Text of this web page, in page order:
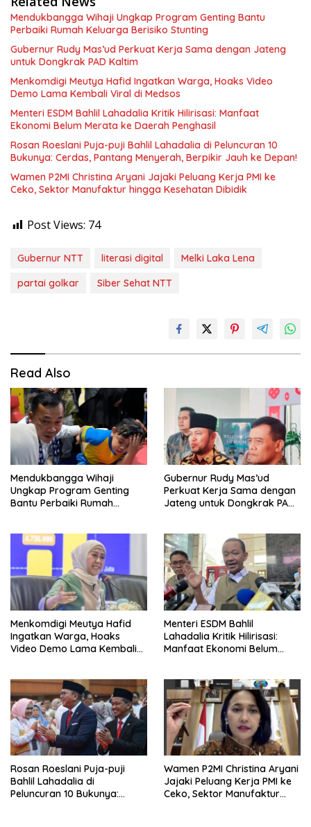
Mendukbangga Wihaji Ungkap Program Genting Bantu
Perbaiki Rumah Keluarga Berisiko Stunting
Gubernur Rudy Mas’ud Perkuat Kerja Sama dengan Jateng
untuk Dongkrak PAD Kaltim
Menkomdigi Meutya Hafid Ingatkan Warga, Hoaks Video
Demo Lama Kembali Viral di Medsos
Menteri ESDM Bahlil Lahadalia Kritik Hilirisasi: Manfaat
Ekonomi Belum Merata ke Daerah Penghasil
Rosan Roeslani Puja-puji Bahlil Lahadalia di Peluncuran 10
Bukunya: Cerdas, Pantang Menyerah, Berpikir Jauh ke Depan!
Wamen P2MI Christina Aryani Jajaki Peluang Kerja PMI ke
Ceko, Sektor Manufaktur hingga Kesehatan Dibidik
Post Views: 74
Gubernur NTT literasi digital
Melki Laka Lena
partai golkar
Siber Sehat NTT
Read Also
Mendukbangga Wihaji
Ungkap Program Genting
Bantu Perbaiki Rumah
Gubernur Rudy Mas’ud
Perkuat Kerja Sama dengan
Jateng untuk Dongkrak PAD
Menkomdigi Meutya Hafid
Ingatkan Warga, Hoaks
Video Demo Lama Kembali
Menteri ESDM Bahlil
Lahadalia Kritik Hilirisasi:
Manfaat Ekonomi Belum
Rosan Roeslani Puja-puji
Bahlil Lahadalia di
Peluncuran 10 Bukunya:
Wamen P2MI Christina Aryani
Jajaki Peluang Kerja PMI ke
Ceko, Sektor Manufaktur